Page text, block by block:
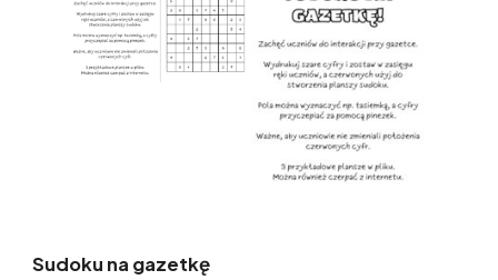
Sudoku na gazetkę